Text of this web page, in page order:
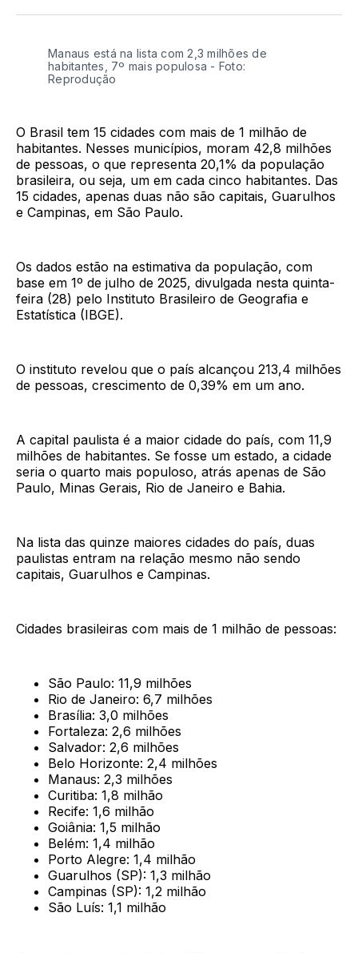
BlueSkyTwitterFacebook
LinkedInWhatsApp
Email
Manaus está na lista com 2,3 milhões de
habitantes, 7º mais populosa - Foto:
Reprodução
O Brasil tem 15 cidades com mais de 1 milhão de
habitantes. Nesses municípios, moram 42,8 milhões
de pessoas, o que representa 20,1% da população
brasileira, ou seja, um em cada cinco habitantes. Das
15 cidades, apenas duas não são capitais, Guarulhos
e Campinas, em São Paulo.
Os dados estão na estimativa da população, com
base em 1º de julho de 2025, divulgada nesta quinta-
feira (28) pelo Instituto Brasileiro de Geografia e
Estatística (IBGE).
O instituto revelou que o país alcançou 213,4 milhões
de pessoas, crescimento de 0,39% em um ano.
A capital paulista é a maior cidade do país, com 11,9
milhões de habitantes. Se fosse um estado, a cidade
seria o quarto mais populoso, atrás apenas de São
Paulo, Minas Gerais, Rio de Janeiro e Bahia.
Na lista das quinze maiores cidades do país, duas
paulistas entram na relação mesmo não sendo
capitais, Guarulhos e Campinas.
Cidades brasileiras com mais de 1 milhão de pessoas:
São Paulo: 11,9 milhões
Rio de Janeiro: 6,7 milhões
Brasília: 3,0 milhões
Fortaleza: 2,6 milhões
Salvador: 2,6 milhões
Belo Horizonte: 2,4 milhões
Manaus: 2,3 milhões
Curitiba: 1,8 milhão
Recife: 1,6 milhão
Goiânia: 1,5 milhão
Belém: 1,4 milhão
Porto Alegre: 1,4 milhão
Guarulhos (SP): 1,3 milhão
Campinas (SP): 1,2 milhão
São Luís: 1,1 milhão